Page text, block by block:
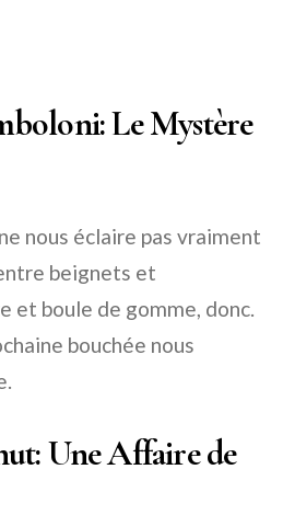
Le Mystère
nous éclaire pas vraiment
beignets et
et boule de gomme, donc.
bouchée nous
Une Affaire de